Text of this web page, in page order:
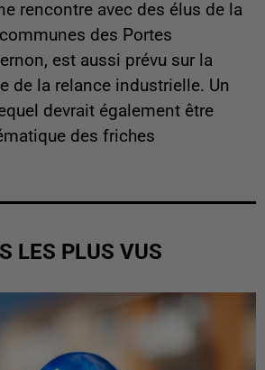
rencontre avec des élus de la
des Portes
est aussi prévu sur la
de la relance industrielle. Un
devrait également être
des friches
LES PLUS VUS